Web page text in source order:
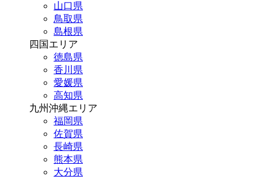
山口県
鳥取県
島根県
四国エリア
徳島県
香川県
愛媛県
高知県
九州沖縄エリア
福岡県
佐賀県
長崎県
熊本県
大分県